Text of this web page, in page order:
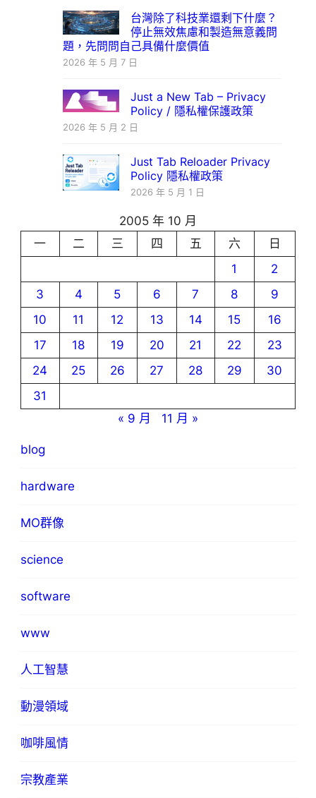
台灣除了科技業還剩下什麼？
停止無效焦慮和製造無意義問
題，先問問自己具備什麼價值
2026 年 5 月 7 日
Just a New Tab – Privacy
Policy / 隱私權保護政策
2026 年 5 月 2 日
Just Tab Reloader Privacy
Policy 隱私權政策
2026 年 5 月 1 日
2005 年 10 月
一
二 三 四 五 六
日
1
2
3
4 5 6 7 8
9
10
11 12 13 14 15
16
17
18 19 20 21 22
23
24
25 26 27 28 29
30
31
« 9 月
11 月 »
blog
hardware
MO群像
science
software
www
人工智慧
動漫領域
咖啡風情
宗教產業